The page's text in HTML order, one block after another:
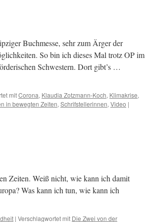
Buchmesse, sehr zum Ärger der
So bin ich dieses Mal trotz OP im
Schwestern. Dort gibt’s …
mitCorona, Klaudia Zotzmann-Koch, Klimakrise,
in bewegten Zeiten, Schrifstellerinnen, Video |
Zeiten. Weiß nicht, wie kann ich damit
Was kann ich tun, wie kann ich
| Verschlagwortet mit Die Zwei von der